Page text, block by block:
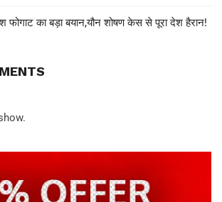
फोगाट का बड़ा बयान,यौन शोषण केस से पूरा देश हैरान!